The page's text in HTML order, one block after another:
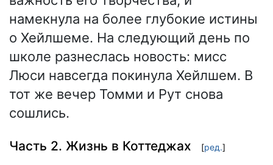
намекнула на более глубокие истины
о Хейлшеме. На следующий день по
школе разнеслась новость: мисс
Люси навсегда покинула Хейлшем. В
тот же вечер Томми и Рут снова
сошлись.
Часть 2. Жизнь в Коттеджах [ред.]